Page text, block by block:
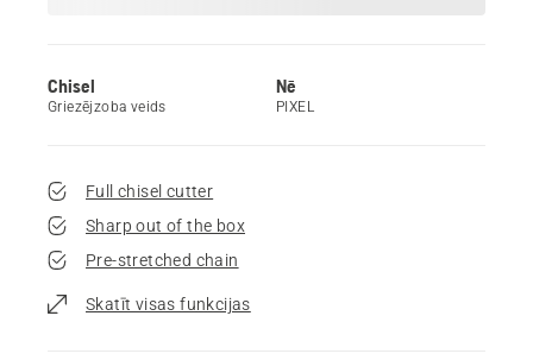
Chisel
Griezējzoba veids
Nē
PIXEL
Full chisel cutter
Sharp out of the box
Pre-stretched chain
Skatīt visas funkcijas